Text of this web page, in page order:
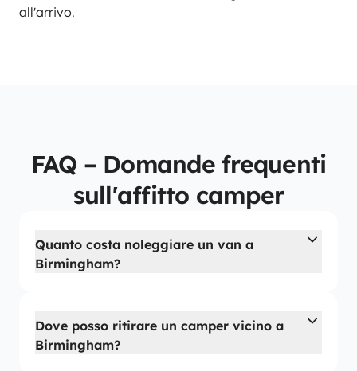
all'arrivo.
FAQ – Domande frequenti
sull'affitto camper
Quanto costa noleggiare un van a
Birmingham?
Dove posso ritirare un camper vicino a
Birmingham?